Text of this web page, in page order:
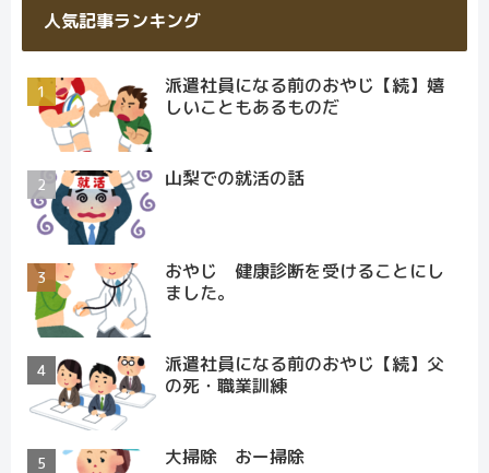
人気記事ランキング
派遣社員になる前のおやじ【続】嬉
しいこともあるものだ
山梨での就活の話
おやじ 健康診断を受けることにし
ました。
派遣社員になる前のおやじ【続】父
の死・職業訓練
大掃除 おー掃除